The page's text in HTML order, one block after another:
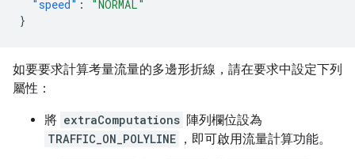
"speed" :
"NORMAL"
}
如要要求計算考量流量的多邊形折線，請在要求中設定下列
屬性：
將 extraComputations 陣列欄位設為
TRAFFIC_ON_POLYLINE ，即可啟用流量計算功能。